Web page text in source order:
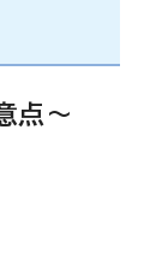
点～